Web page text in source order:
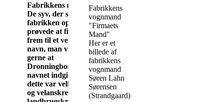
Fabrikkens navn
De syv, der startede
fabrikken op,
prøvede at finde
frem til et velegnet
navn, man ville
gerne at
Dronningborg-
navnet indgik, da
dette var velkendt
og velanskrevet i
Fabrikkens
vognmand
"Firmaets
Mand"
Her er et
billede af
fabrikkens
vognmand
Søren Lahn
Sørensen
(Strandgaard)